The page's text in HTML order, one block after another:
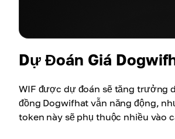
Dự Đoán Giá
WIF được dự đoán sẽ tăng trưởng
đồng Dogwifhat vẫn năng động,
token này sẽ phụ thuộc nhiều vào